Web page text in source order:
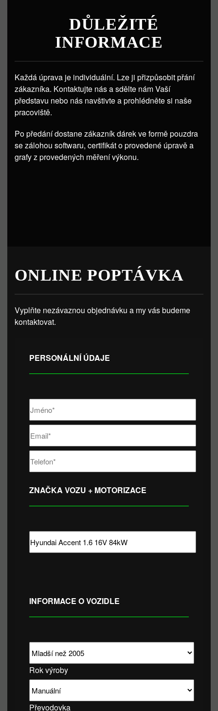
DŮLEŽITÉ
INFORMACE
Každá úprava je individuální. Lze ji přizpůsobit přání
zákazníka. Kontaktujte nás a sdělte nám Vaší
představu nebo nás navštivte a prohlédněte si naše
pracoviště.
Po předání dostane zákazník dárek ve formě pouzdra
se zálohou softwaru, certifikát o provedené úpravě a
grafy z provedených měření výkonu.
ONLINE POPTÁVKA
Vyplňte nezávaznou objednávku a my vás budeme
kontaktovat.
PERSONÁLNÍ ÚDAJE
ZNAČKA VOZU + MOTORIZACE
INFORMACE O VOZIDLE
Rok výroby
Převodovka